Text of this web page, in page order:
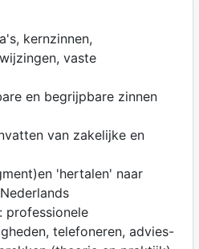
kernzinnen,
vaste
en begrijpbare zinnen
van zakelijke en
'hertalen' naar
professionele
telefoneren, advies-